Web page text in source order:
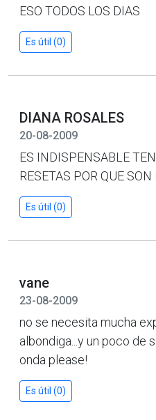
ESO TODOS LOS DIAS
Es útil (0)
DIANA ROSALES
20-08-2009
ES INDISPENSABLE
RESETAS POR QUE
Es útil (0)
vane
23-08-2009
no se necesita mucha
albondiga...y un poco de
onda please!
Es útil (0)